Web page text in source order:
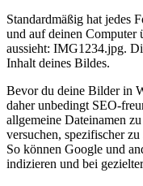
Standardmäßig hat jedes
und auf deinen Computer
aussieht: IMG1234.jpg.
Inhalt deines Bildes.
Bevor du deine Bilder in
daher unbedingt SEO-
allgemeine Dateinamen
versuchen, spezifischer
So können Google und
indizieren und bei